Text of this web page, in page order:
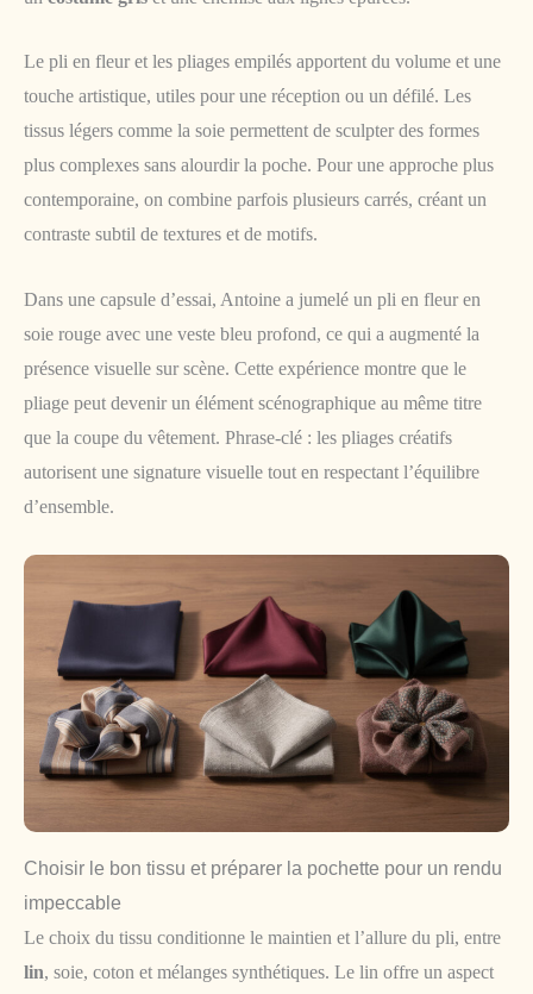
Le pli en fleur et les pliages empilés apportent du volume et une
touche artistique, utiles pour une réception ou un défilé. Les
tissus légers comme la soie permettent de sculpter des formes
plus complexes sans alourdir la poche. Pour une approche plus
contemporaine, on combine parfois plusieurs carrés, créant un
contraste subtil de textures et de motifs.
Dans une capsule d’essai, Antoine a jumelé un pli en fleur en
soie rouge avec une veste bleu profond, ce qui a augmenté la
présence visuelle sur scène. Cette expérience montre que le
pliage peut devenir un élément scénographique au même titre
que la coupe du vêtement. Phrase-clé : les pliages créatifs
autorisent une signature visuelle tout en respectant l’équilibre
d’ensemble.
Choisir le bon tissu et préparer la pochette pour un rendu
impeccable
Le choix du tissu conditionne le maintien et l’allure du pli, entre
lin, soie, coton et mélanges synthétiques. Le lin offre un aspect